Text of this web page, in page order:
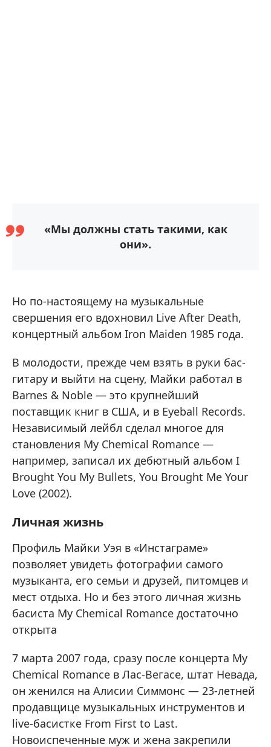
«Мы должны стать такими, как
они».
Но по-настоящему на музыкальные
свершения его вдохновил Live After Death,
концертный альбом Iron Maiden 1985 года.
В молодости, прежде чем взять в руки бас-
гитару и выйти на сцену, Майки работал в
Barnes & Noble — это крупнейший
поставщик книг в США, и в Eyeball Records.
Независимый лейбл сделал многое для
становления My Chemical Romance —
например, записал их дебютный альбом I
Brought You My Bullets, You Brought Me Your
Love (2002).
Личная жизнь
Профиль Майки Уэя в «Инстаграме»
позволяет увидеть фотографии самого
музыканта, его семьи и друзей, питомцев и
мест отдыха. Но и без этого личная жизнь
басиста My Chemical Romance достаточно
открыта
7 марта 2007 года, сразу после концерта My
Chemical Romance в Лас-Вегасе, штат Невада,
он женился на Алисии Симмонс — 23-летней
продавщице музыкальных инструментов и
live-басистке From First to Last.
Новоиспеченные муж и жена закрепили